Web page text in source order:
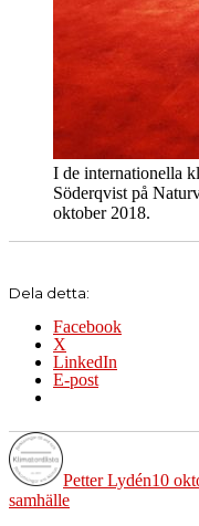
I de internationella
Söderqvist på
oktober 2018.
Dela detta:
Facebook
X
LinkedIn
E-post
Petter Lydén10
samhälle